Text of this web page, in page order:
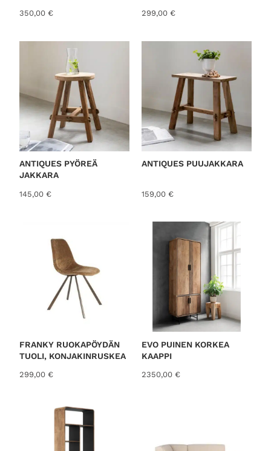
350,00 € 299,00 €
ANTIQUES PYÖREÄ
JAKKARA
145,00 €
ANTIQUES PUUJAKKARA
159,00 €
FRANKY RUOKAPÖYDÄN
TUOLI, KONJAKINRUSKEA
299,00 €
EVO PUINEN KORKEA
KAAPPI
2350,00 €